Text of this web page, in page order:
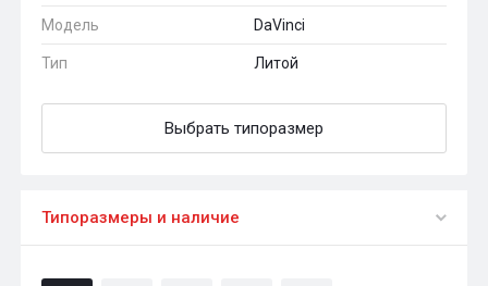
Модель DaVinci
Тип Литой
Выбрать типоразмер
Типоразмеры и наличие